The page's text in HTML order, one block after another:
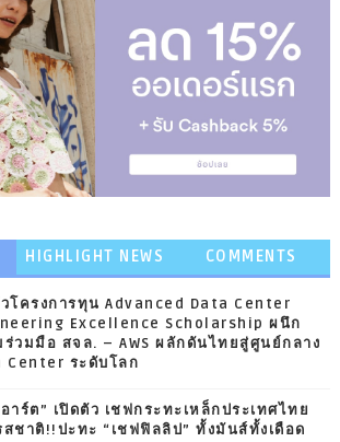
HIGHLIGHT NEWS COMMENTS
วโครงการทุน Advanced Data Center
Excellence Scholarship ผนึก
ร่วมมือ สจล. – AWS ผลักดันไทยสู่ศูนย์กลาง
Center ระดับโลก
าร์ต” เปิดตัว เชฟกระทะเหล็กประเทศไทย
สชาติ!!ปะทะ “เชฟฟิลลิป” ทั้งมันส์ทั้งเดือด